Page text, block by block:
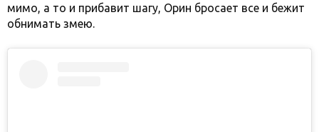
мимо, а то и прибавит шагу, Орин бросает все и бежит
обнимать змею.